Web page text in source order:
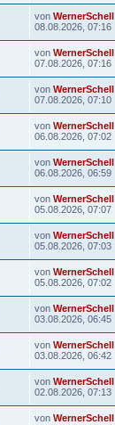
von WernerSchell
08.08.2026, 07:16
von WernerSchell
07.08.2026, 07:16
von WernerSchell
07.08.2026, 07:10
von WernerSchell
06.08.2026, 07:02
von WernerSchell
06.08.2026, 06:59
von WernerSchell
05.08.2026, 07:07
von WernerSchell
05.08.2026, 07:03
von WernerSchell
05.08.2026, 07:02
von WernerSchell
03.08.2026, 06:45
von WernerSchell
03.08.2026, 06:42
von WernerSchell
02.08.2026, 07:13
von WernerSchell